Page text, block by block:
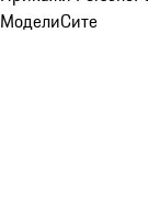
МоделиСите